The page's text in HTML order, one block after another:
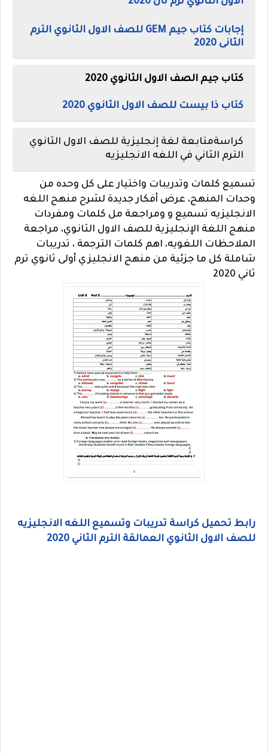
إجابات كتاب جيم GEM للصف الاول الثانوي الترم
الثانى 2020
كتاب جيم الصف الاول الثانوي 2020
كتاب ذا بيست للصف الاول الثانوي 2020
كراسةمتابعة لغة إنجليزية للصف الاول الثانوي
الترم الثاني في اللغه الانجليزيه
تسميع كلمات وتدريبات واختيار على كل وحده من
وحدات المنهج، عرض أفكار جديدة لشرح منهج اللغه
الانجليزيه تسميع و ومراجعة مل كلمات ومفردات
منهج اللغة الإنجليزية للصف الاول الثانوي، مراجعة
الملاحظات اللغويه، اهم كلمات الترجمة ، تدريبات
شاملة كل ما جزئية من منهج الانجليزي أولى ثانوي ترم
ثاني 2020
رابط تحميل كراسة تدريبات وتسميع اللغه الانجليزيه
للصف الاول الثانوي العمالقة الترم الثاني 2020